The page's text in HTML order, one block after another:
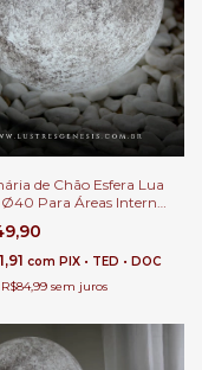
de Chão Esfera Lua
Para Áreas Internas
com PIX • TED • DOC
R$84,99 sem juros